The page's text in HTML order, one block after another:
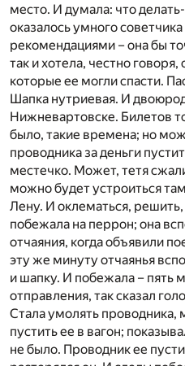
место. И думала: что
оказалось умного
рекомендациями – она бы
так и хотела, честно
которые ее могли спасти.
Шапка нутриевая. И
Нижневартовске. Билетов
было, такие времена; но
проводника за деньги
местечко. Может, тетя
можно будет устроиться
Лену. И оклематься,
побежала на перрон; она
отчаяния, когда объявили
эту же минуту отчаянья
и шапку. И побежала – пять
отправления, так сказал
Стала умолять проводника,
пустить ее в вагон;
не было. Проводник ее